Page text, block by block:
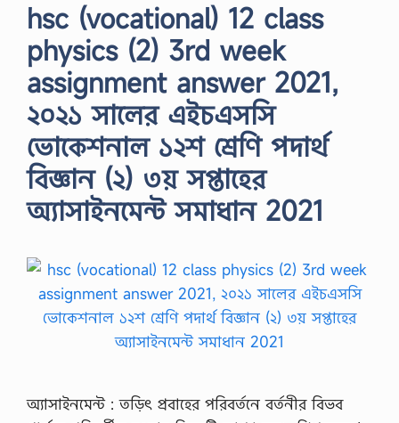
hsc (vocational) 12 class
physics (2) 3rd week
assignment answer 2021,
২০২১ সালের এইচএসসি
ভোকেশনাল ১২শ শ্রেণি পদার্থ
বিজ্ঞান (২) ৩য় সপ্তাহের
অ্যাসাইনমেন্ট সমাধান 2021
অ্যাসাইনমেন্ট : তড়িৎ প্রবাহের পরিবর্তনে বর্তনীর বিভব